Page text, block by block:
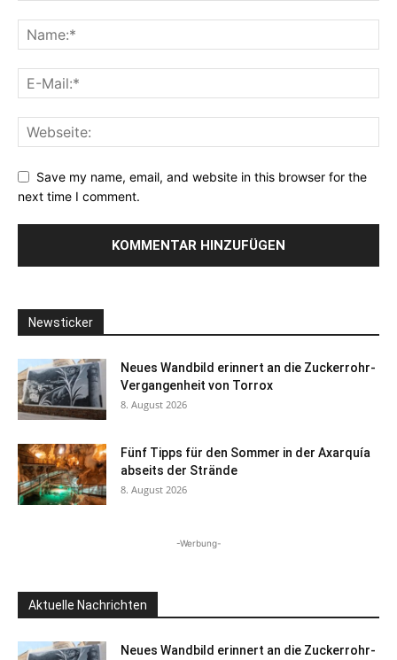
Save my name, email, and website in this browser for the
next time I comment.
Newsticker
Neues Wandbild erinnert an die Zuckerrohr-
Vergangenheit von Torrox
8. August 2026
Fünf Tipps für den Sommer in der Axarquía
abseits der Strände
8. August 2026
-Werbung-
Aktuelle Nachrichten
Neues Wandbild erinnert an die Zuckerrohr-